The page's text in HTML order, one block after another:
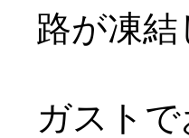
路が凍
ガスト